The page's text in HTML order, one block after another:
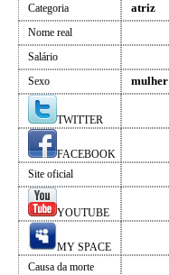
Categoria atriz
Nome real
Salário
Sexo
mulher
TWITTER
FACEBOOK
Site oficial
YOUTUBE
MY SPACE
Causa da morte